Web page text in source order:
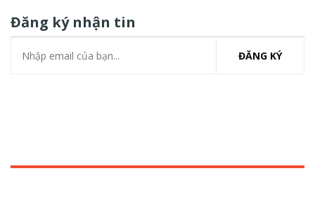
Đăng ký nhận tin
ĐĂNG KÝ